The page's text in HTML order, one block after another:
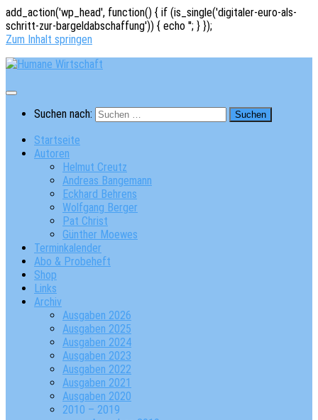
add_action('wp_head', function() { if (is_single('digitaler-euro-als-
schritt-zur-bargeldabschaffung')) { echo ''; } });
Zum Inhalt springen
Suchen nach:
Startseite
Autoren
Helmut Creutz
Andreas Bangemann
Eckhard Behrens
Wolfgang Berger
Pat Christ
Günther Moewes
Terminkalender
Abo & Probeheft
Shop
Links
Archiv
Ausgaben 2026
Ausgaben 2025
Ausgaben 2024
Ausgaben 2023
Ausgaben 2022
Ausgaben 2021
Ausgaben 2020
2010 – 2019